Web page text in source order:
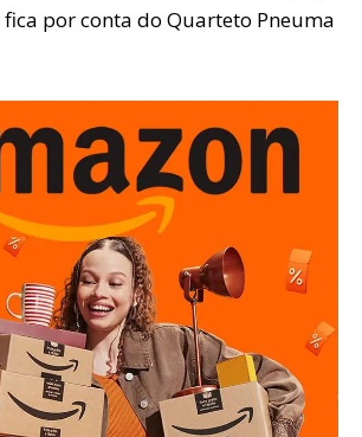
por conta do Quarteto Pneuma